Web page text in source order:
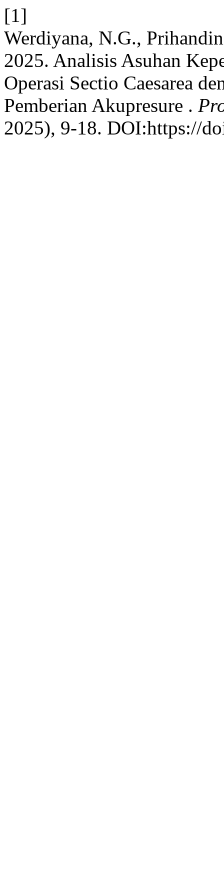
[1]
Werdiyana, N.G.,
2025. Analisis Asuhan
Operasi Sectio Caesarea
Pemberian Akupresure .
2025), 9-18. DOI:https://